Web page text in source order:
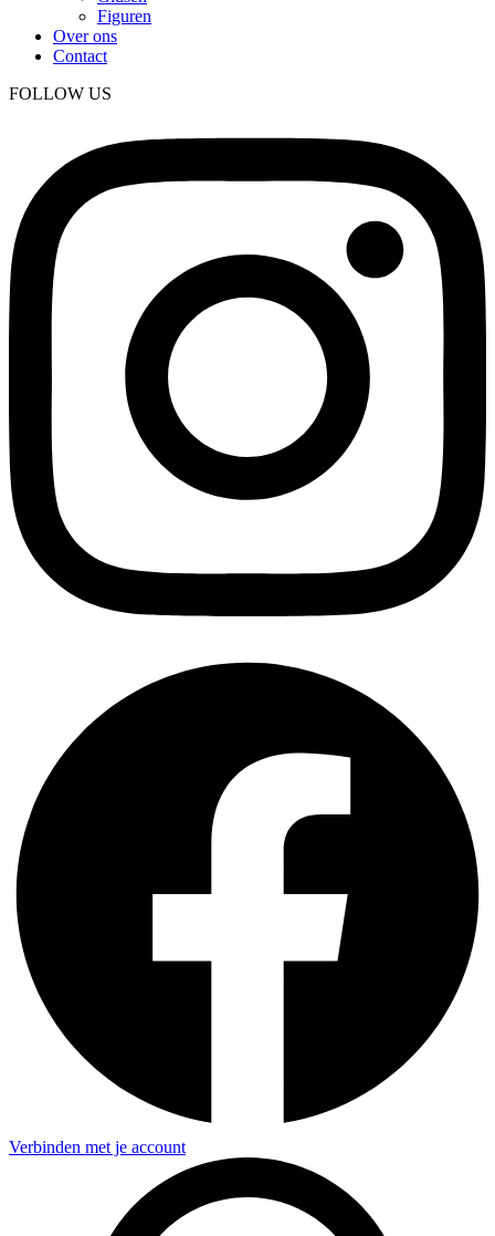
Figuren
Over ons
Contact
FOLLOW US
Verbinden met je account